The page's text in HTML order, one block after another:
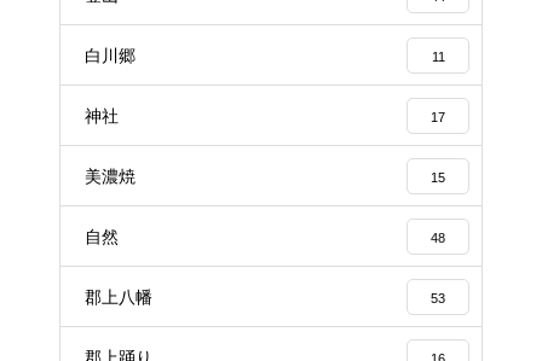
白川郷 11
神社 17
美濃焼 15
自然 48
郡上八幡 53